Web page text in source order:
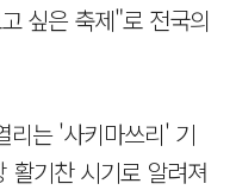
싶은 축제"로 전국의
리는 '사키마쓰리' 기
활기찬 시기로 알려져